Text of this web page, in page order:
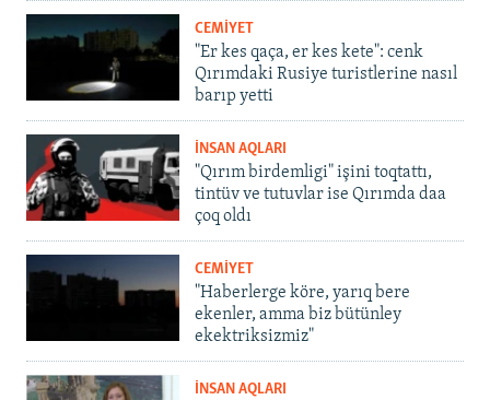
CEMİYET
"Er kes qaça, er kes kete": cenk
Qırımdaki Rusiye turistlerine nasıl
barıp yetti
İNSAN AQLARI
"Qırım birdemligi" işini toqtattı,
tintüv ve tutuvlar ise Qırımda daa
çoq oldı
CEMİYET
"Haberlerge köre, yarıq bere
ekenler, amma biz bütünley
ekektriksizmiz"
İNSAN AQLARI